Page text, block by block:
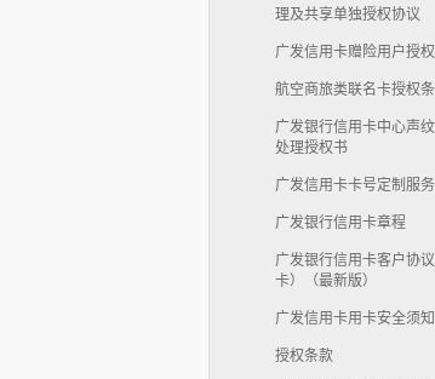
理及共享单独授权协议
广发信用卡赠险用户授
航空商旅类联名卡授权
广发银行信用卡中心声
处理授权书
广发信用卡卡号定制服
广发银行信用卡章程
广发银行信用卡客户协
卡）（最新版）
广发信用卡用卡安全须知
授权条款